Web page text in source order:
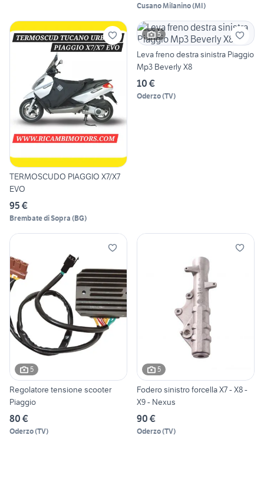
Cusano Milanino(MI)
TERMOSCUDO PIAGGIO X7/X7
EVO
95 €
Brembate di Sopra (BG)
5
Leva freno destra sinistra Piaggio
Mp3 Beverly X8
10 €
Oderzo(TV)
5
Regolatore tensione scooter
Piaggio
80 €
Oderzo(TV)
5
Fodero sinistro forcella X7 - X8 -
X9 - Nexus
90 €
Oderzo(TV)